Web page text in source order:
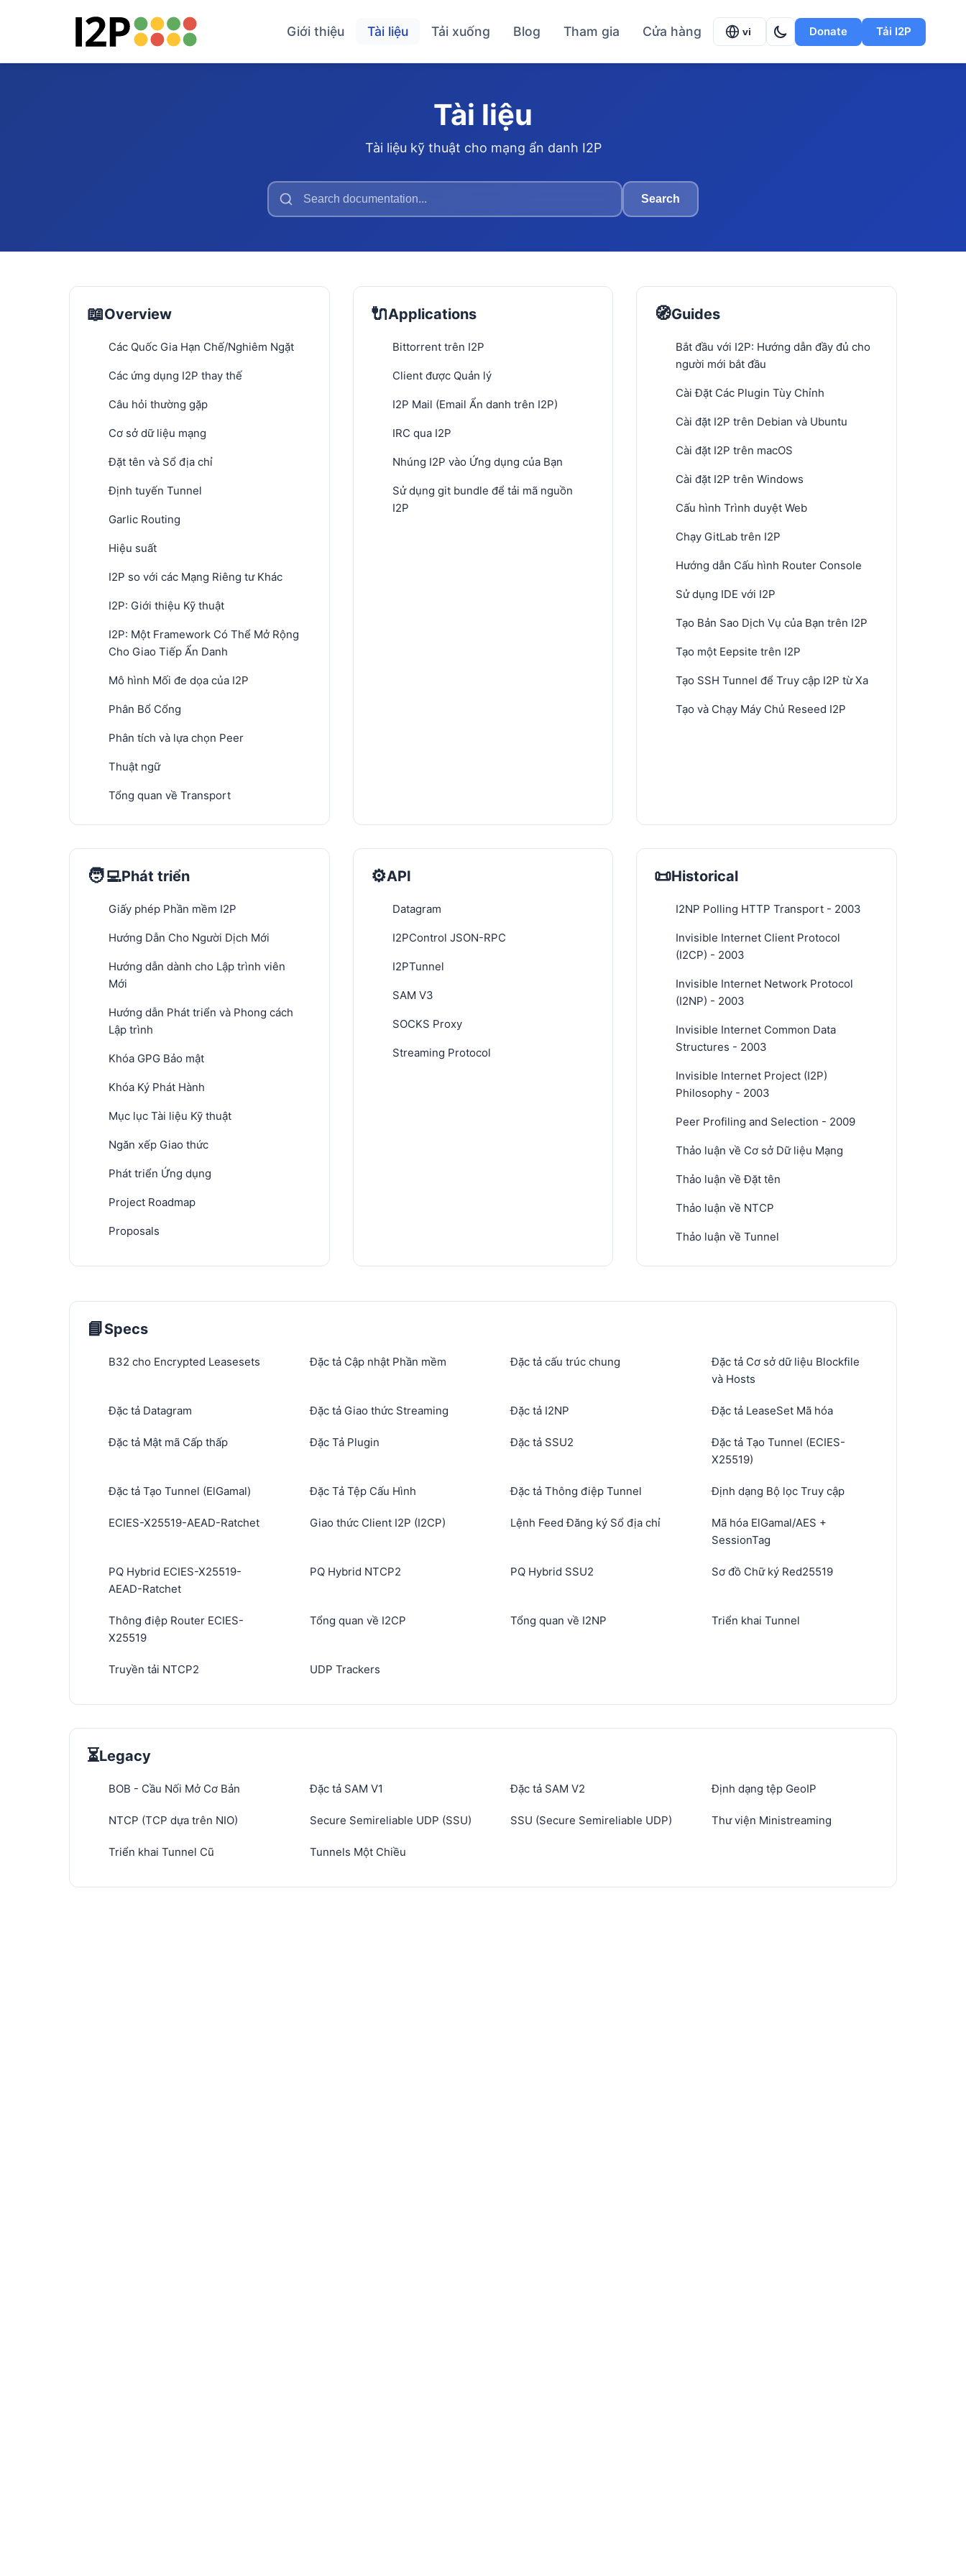
Giới thiệu Tài liệu Tải xuống Blog Tham gia Cửa hàng vi Donate Tải I2P
Tài liệu
Tài liệu kỹ thuật cho mạng ẩn danh I2P
Search
📖Overview
Các Quốc Gia Hạn Chế/Nghiêm Ngặt
Các ứng dụng I2P thay thế
Câu hỏi thường gặp
Cơ sở dữ liệu mạng
Đặt tên và Sổ địa chỉ
Định tuyến Tunnel
Garlic Routing
Hiệu suất
I2P so với các Mạng Riêng tư Khác
I2P: Giới thiệu Kỹ thuật
I2P: Một Framework Có Thể Mở Rộng
Cho Giao Tiếp Ẩn Danh
Mô hình Mối đe dọa của I2P
Phân Bổ Cổng
Phân tích và lựa chọn Peer
Thuật ngữ
Tổng quan về Transport
🔌Applications
Bittorrent trên I2P
Client được Quản lý
I2P Mail (Email Ẩn danh trên I2P)
IRC qua I2P
Nhúng I2P vào Ứng dụng của Bạn
Sử dụng git bundle để tải mã nguồn
I2P
🧭Guides
Bắt đầu với I2P: Hướng dẫn đầy đủ cho
người mới bắt đầu
Cài Đặt Các Plugin Tùy Chỉnh
Cài đặt I2P trên Debian và Ubuntu
Cài đặt I2P trên macOS
Cài đặt I2P trên Windows
Cấu hình Trình duyệt Web
Chạy GitLab trên I2P
Hướng dẫn Cấu hình Router Console
Sử dụng IDE với I2P
Tạo Bản Sao Dịch Vụ của Bạn trên I2P
Tạo một Eepsite trên I2P
Tạo SSH Tunnel để Truy cập I2P từ Xa
Tạo và Chạy Máy Chủ Reseed I2P
🧑‍💻Phát triển
Giấy phép Phần mềm I2P
Hướng Dẫn Cho Người Dịch Mới
Hướng dẫn dành cho Lập trình viên
Mới
Hướng dẫn Phát triển và Phong cách
Lập trình
Khóa GPG Bảo mật
Khóa Ký Phát Hành
Mục lục Tài liệu Kỹ thuật
Ngăn xếp Giao thức
Phát triển Ứng dụng
Project Roadmap
Proposals
⚙️API
Datagram
I2PControl JSON-RPC
I2PTunnel
SAM V3
SOCKS Proxy
Streaming Protocol
📜Historical
I2NP Polling HTTP Transport - 2003
Invisible Internet Client Protocol
(I2CP) - 2003
Invisible Internet Network Protocol
(I2NP) - 2003
Invisible Internet Common Data
Structures - 2003
Invisible Internet Project (I2P)
Philosophy - 2003
Peer Profiling and Selection - 2009
Thảo luận về Cơ sở Dữ liệu Mạng
Thảo luận về Đặt tên
Thảo luận về NTCP
Thảo luận về Tunnel
📘Specs
B32 cho Encrypted Leasesets Đặc tả Cập nhật Phần mềm Đặc tả cấu trúc chung
Đặc tả Cơ sở dữ liệu Blockfile
và Hosts
Đặc tả Datagram Đặc tả Giao thức Streaming Đặc tả I2NP Đặc tả LeaseSet Mã hóa
Đặc tả Mật mã Cấp thấp Đặc Tả Plugin Đặc tả SSU2
Đặc tả Tạo Tunnel (ECIES-
X25519)
Đặc tả Tạo Tunnel (ElGamal) Đặc Tả Tệp Cấu Hình Đặc tả Thông điệp Tunnel Định dạng Bộ lọc Truy cập
ECIES-X25519-AEAD-Ratchet Giao thức Client I2P (I2CP) Lệnh Feed Đăng ký Sổ địa chỉ
Mã hóa ElGamal/AES +
SessionTag
PQ Hybrid ECIES-X25519-
AEAD-Ratchet
PQ Hybrid NTCP2 PQ Hybrid SSU2 Sơ đồ Chữ ký Red25519
Thông điệp Router ECIES-
X25519
Tổng quan về I2CP Tổng quan về I2NP Triển khai Tunnel
Truyền tải NTCP2 UDP Trackers
⏳Legacy
BOB - Cầu Nối Mở Cơ Bản Đặc tả SAM V1 Đặc tả SAM V2 Định dạng tệp GeoIP
NTCP (TCP dựa trên NIO) Secure Semireliable UDP (SSU) SSU (Secure Semireliable UDP) Thư viện Ministreaming
Triển khai Tunnel Cũ Tunnels Một Chiều